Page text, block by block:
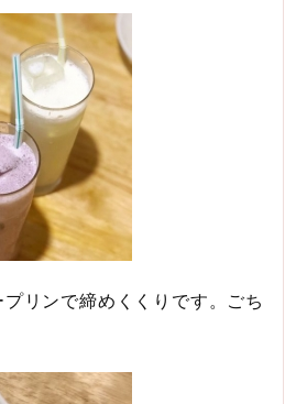
リンで締めくくりです。ごち